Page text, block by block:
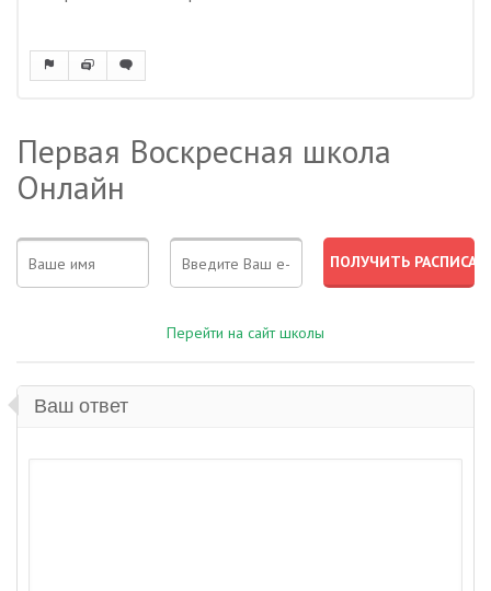
Первая Воскресная школа
Онлайн
Перейти на сайт школы
Ваш ответ